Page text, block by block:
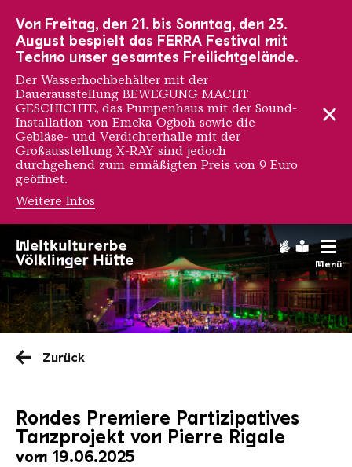
Menü
Saarländischen
Zurück
Rondes Premiere Partizipatives
Tanzprojekt von Pierre Rigale
vom 19.06.2025
Von Freitag, den 21. bis Sonntag, den 23.
August bespielt das FERRA Festival mit
Techno unser gesamtes Freilichtgelände.
Der Wasserhochbehälter mit der
Dauerausstellung BEWEGUNG MACHT
GESCHICHTE, das Pumpenhaus mit der Sound-
Installation von Emeka Ogboh sowie die
Gebläse- und Verdichterhalle mit der
Großausstellung X-RAY sind jedoch
durchgehend zum ermäßigten Preis von 9 Euro
geöffnet.
Weitere Infos